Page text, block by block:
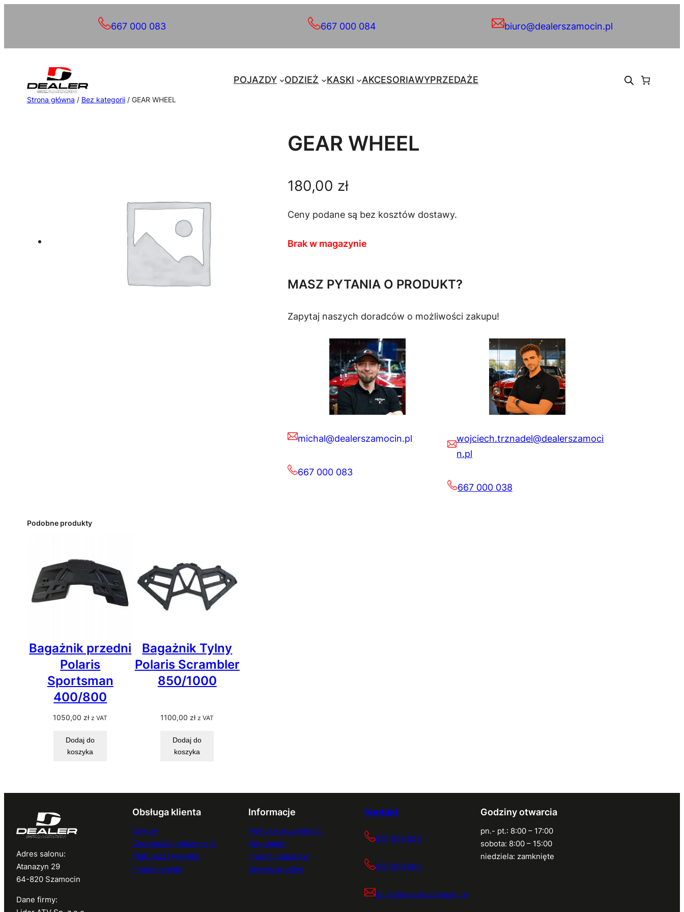
667 000 083 667 000 084 biuro@dealerszamocin.pl
POJAZDY ODZIEŻ KASKI AKCESORIAWYPRZEDAŻE
Strona główna / Bez kategorii/ GEAR WHEEL
GEAR WHEEL
180,00 zł
Ceny podane są bez kosztów dostawy.
Brak w magazynie
MASZ PYTANIA O PRODUKT?
Zapytaj naszych doradców o możliwości zakupu!
michal@dealerszamocin.pl
667 000 083
wojciech.trznadel@dealerszamoci
n.pl
667 000 038
Podobne produkty
Bagażnik przedni
Polaris
Sportsman
400/800
1050,00 zł z VAT
Dodaj do
koszyka
Bagażnik Tylny
Polaris Scrambler
850/1000
1100,00 zł z VAT
Dodaj do
koszyka
Adres salonu:
Atanazyn 29
64-820 Szamocin
Dane firmy:
Obsługa klienta
Zwroty
Gwarancja i reklamacje
Płatności i wysyłka
Finansowanie
Informacje
Polityka prywatności
Regulamin
Import pojazdów
Serwis quadów
Kontakt
667 000 083
667 000 084
biuro@dealerszamocin.pl
Godziny otwarcia
pn.- pt.: 8:00 – 17:00
sobota: 8:00 – 15:00
niedziela: zamknięte